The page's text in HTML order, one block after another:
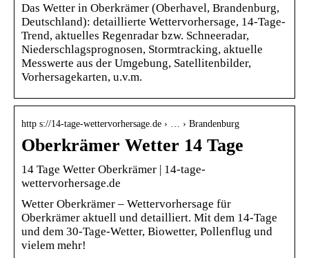
Das Wetter in Oberkrämer (Oberhavel, Brandenburg,
Deutschland): detaillierte Wettervorhersage, 14-Tage-
Trend, aktuelles Regenradar bzw. Schneeradar,
Niederschlagsprognosen, Stormtracking, aktuelle
Messwerte aus der Umgebung, Satellitenbilder,
Vorhersagekarten, u.v.m.
http s://14-tage-wettervorhersage.de › … › Brandenburg
Oberkrämer Wetter 14 Tage
14 Tage Wetter Oberkrämer | 14-tage-
wettervorhersage.de
Wetter Oberkrämer – Wettervorhersage für
Oberkrämer aktuell und detailliert. Mit dem 14-Tage
und dem 30-Tage-Wetter, Biowetter, Pollenflug und
vielem mehr!